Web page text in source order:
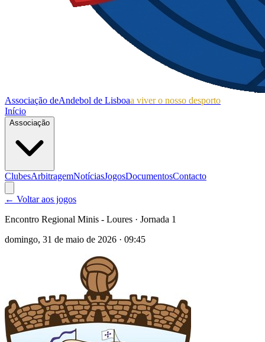
Associação deAndebol de Lisboaa viver o nosso desporto
Início
Associação
ClubesArbitragemNotíciasJogosDocumentosContacto
← Voltar aos jogos
Encontro Regional Minis - Loures · Jornada 1
domingo, 31 de maio de 2026 · 09:45